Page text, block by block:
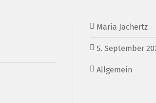
Maria Jachertz
5. September
Allgemein